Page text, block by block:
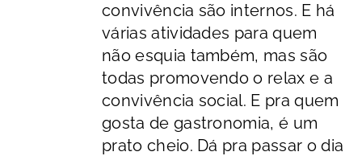
convivência são internos. E há
várias atividades para quem
não esquia também, mas são
todas promovendo o relax e a
convivência social. E pra quem
gosta de gastronomia, é um
prato cheio. Dá pra passar o dia